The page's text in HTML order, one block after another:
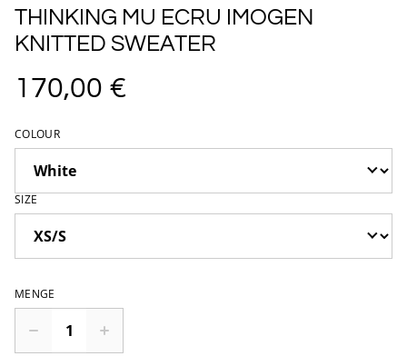
THINKING MU ECRU IMOGEN
KNITTED SWEATER
170,00 €
COLOUR
SIZE
MENGE